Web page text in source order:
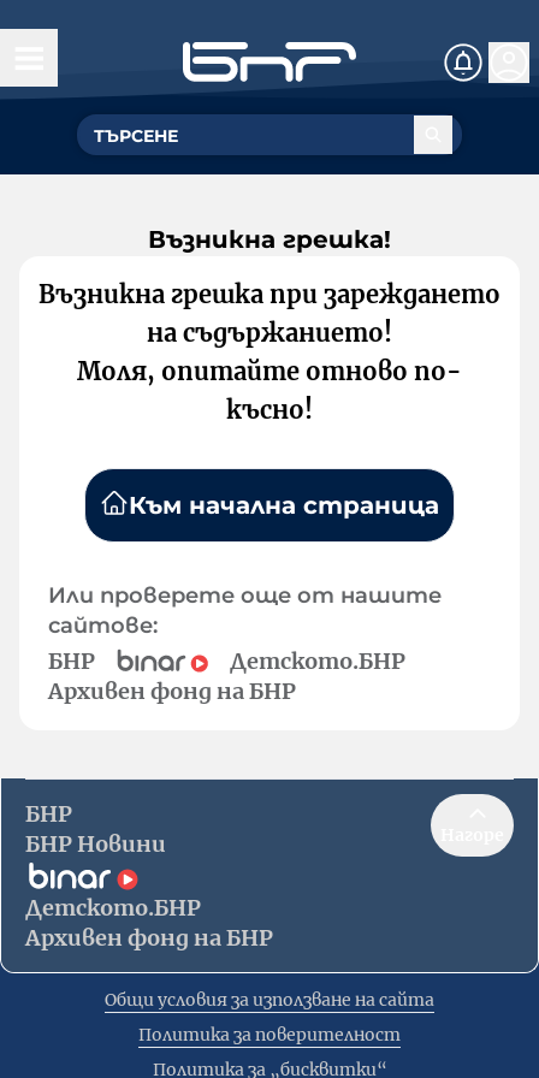
Възникна грешка!
Възникна грешка при зареждането
на съдържанието!
Моля, опитайте отново по-
късно!
Към начална страница
Или проверете още от нашите
сайтове:
БНР
Детското.БНР
Архивен фонд на БНР
БНР
БНР Новини
Детското.БНР
Архивен фонд на БНР
Общи условия за използване на сайта
Политика за поверителност
Политика за „бисквитки“